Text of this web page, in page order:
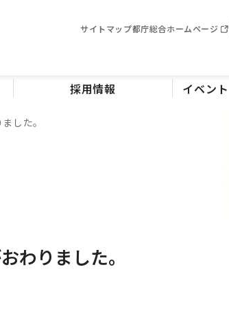
サイトマップ都庁総合ホームページ
採用情報 イベン
した。
わりました。